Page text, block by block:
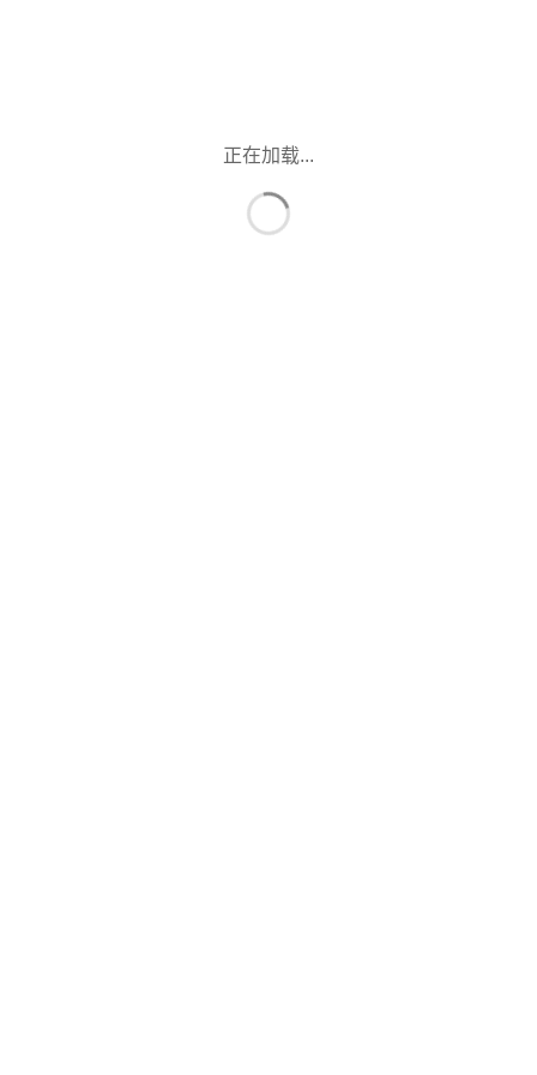
正在加载...